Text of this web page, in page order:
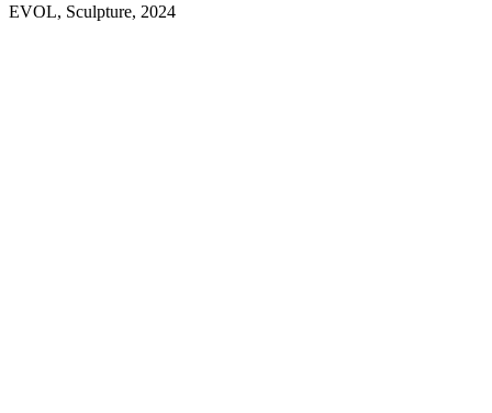
EVOL, Sculpture, 2024